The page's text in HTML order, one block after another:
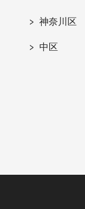
神奈川区
中区